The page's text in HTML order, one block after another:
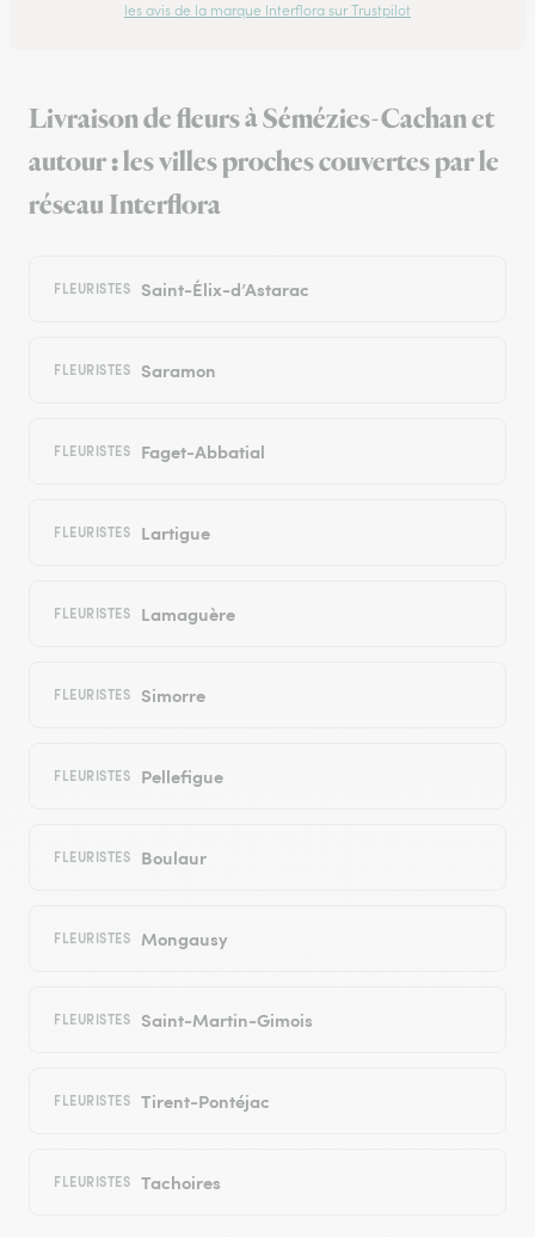
les avis de la marque Interflora sur Trustpilot
Livraison de fleurs à Sémézies-Cachan et
autour : les villes proches couvertes par le
réseau Interflora
FLEURISTES Saint-Élix-d’Astarac
FLEURISTES Saramon
FLEURISTES Faget-Abbatial
FLEURISTES Lartigue
FLEURISTES Lamaguère
FLEURISTES Simorre
FLEURISTES Pellefigue
FLEURISTES Boulaur
FLEURISTES Mongausy
FLEURISTES Saint-Martin-Gimois
FLEURISTES Tirent-Pontéjac
FLEURISTES Tachoires